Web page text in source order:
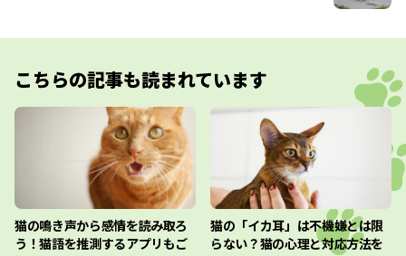
こちらの記事も読まれています
猫の鳴き声から感情を読み取ろ
う！猫語を推測するアプリもご
猫の「イカ耳」は不機嫌とは限
らない？猫の心理と対応方法を